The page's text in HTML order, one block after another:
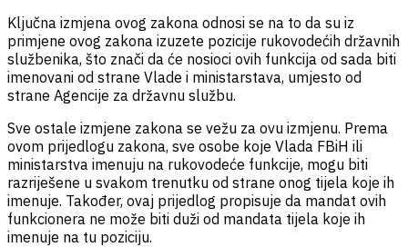
Ključna izmjena ovog zakona odnosi se na to da su iz
primjene ovog zakona izuzete pozicije rukovodećih državnih
službenika, što znači da će nosioci ovih funkcija od sada biti
imenovani od strane Vlade i ministarstava, umjesto od
strane Agencije za državnu službu.
Sve ostale izmjene zakona se vežu za ovu izmjenu. Prema
ovom prijedlogu zakona, sve osobe koje Vlada FBiH ili
ministarstva imenuju na rukovodeće funkcije, mogu biti
razriješene u svakom trenutku od strane onog tijela koje ih
imenuje. Također, ovaj prijedlog propisuje da mandat ovih
funkcionera ne može biti duži od mandata tijela koje ih
imenuje na tu poziciju.